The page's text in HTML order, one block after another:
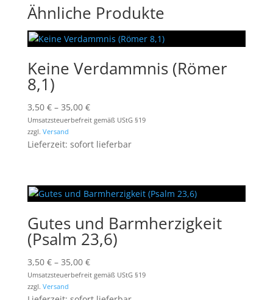
Ähnliche Produkte
Keine Verdammnis (Römer
8,1)
3,50 € – 35,00 €Preisspanne:
3,50 €
35,00 €
Umsatzsteuerbefreit gemäß UStG §19
zzgl. Versand
Lieferzeit: sofort lieferbar
Gutes und Barmherzigkeit
(Psalm 23,6)
3,50 € – 35,00 €Preisspanne:
3,50 €
Umsatzsteuerbefreit gemäß UStG §19
zzgl. Versand